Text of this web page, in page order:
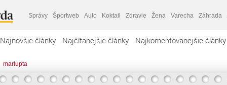
Správy Športweb Auto Koktail Zdravie Žena Varecha Záhrada
Najnovšie články Najčítanejšie články Najkomentovanejšie články
marlupta